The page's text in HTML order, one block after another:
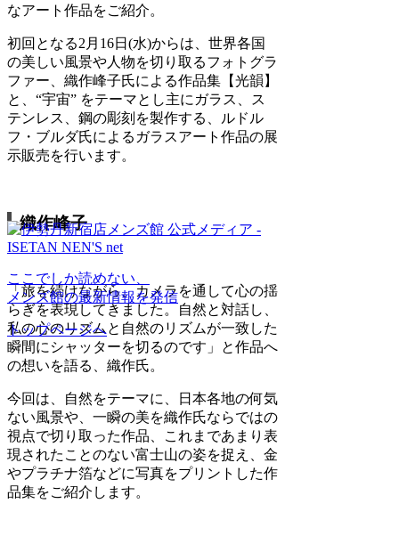
なアート作品をご紹介。
初回となる2月16日(水)からは、世界各国
の美しい風景や人物を切り取るフォトグラ
ファー、織作峰子氏による作品集【光韻】
と、“宇宙” をテーマとし主にガラス、ス
テンレス、鋼の彫刻を製作する、ルドル
フ・ブルダ氏によるガラスアート作品の展
示販売を行います。
織作峰子
「旅を続けながら、カメラを通して心の揺
らぎを表現してきました。自然と対話し、
私の心のリズムと自然のリズムが一致した
瞬間にシャッターを切るのです」と作品へ
の想いを語る、織作氏。
今回は、自然をテーマに、日本各地の何気
ない風景や、一瞬の美を織作氏ならではの
視点で切り取った作品、これまであまり表
現されたことのない富士山の姿を捉え、金
やプラチナ箔などに写真をプリントした作
品集をご紹介します。
ここでしか読めない、
メンズ館の最新情報を発信
トップページへ